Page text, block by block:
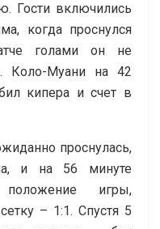
Гости включились
когда проснулся
голами он не
Коло-Муани на 42
кипера и счет в
проснулась,
и на 56 минуте
положение игры,
– 1:1. Спустя 5